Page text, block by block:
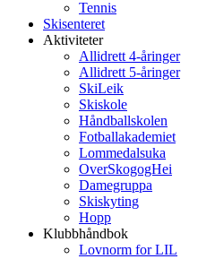
Tennis
Skisenteret
Aktiviteter
Allidrett 4-åringer
Allidrett 5-åringer
SkiLeik
Skiskole
Håndballskolen
Fotballakademiet
Lommedalsuka
OverSkogogHei
Damegruppa
Skiskyting
Hopp
Klubbhåndbok
Lovnorm for LIL